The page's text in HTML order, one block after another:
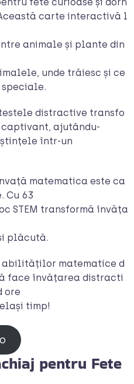
carte interactivă l
animale și plante din
unde trăiesc și ce
distractive transfo
ajutându-
într-un
matematica este ca
Cu 63
STEM transformă învăța
plăcută.
matematice d
face învățarea distracti
ore
timp!
pentru Fete